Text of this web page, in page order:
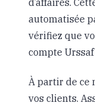
automatisée
vérifiez que
compte
À partir de ce
vos clients.